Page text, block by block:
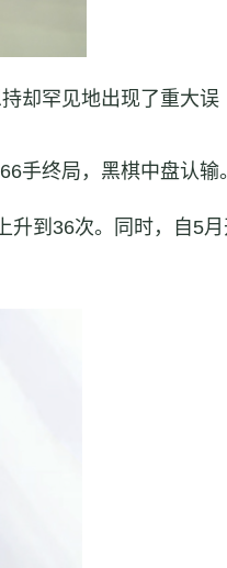
却罕见地出现了重大误
手终局，黑棋中盘认输。
升到36次。同时，自5月